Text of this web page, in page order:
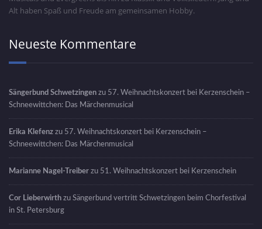
Alt haben Spaß und Freude am gemeinsamen Hobby.
Neueste Kommentare
Sängerbund Schwetzingen zu 57. Weihnachtskonzert bei Kerzenschein –
Schneewittchen: Das Märchenmusical
Erika Klefenz zu 57. Weihnachtskonzert bei Kerzenschein –
Schneewittchen: Das Märchenmusical
Marianne Nagel-Treiber zu 51. Weihnachtskonzert bei Kerzenschein
Cor Lieberwirth zu Sängerbund vertritt Schwetzingen beim Chorfestival
in St. Petersburg